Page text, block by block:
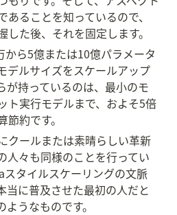
ることを知っているので、
た後、それを固定します。
から5億または10億パラメータ
デルサイズをスケールアップ
が持っているのは、最小のモ
ト実行モデルまで、およそ5倍
約です。
クールまたは素晴らしい革新
人々も同様のことを行ってい
タイルスケーリングの文脈
当に普及させた最初の人だと
うなものです。